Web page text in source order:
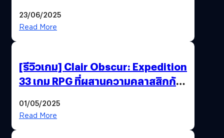
23/06/2025
Read More
[รีวิวเกม] Clair Obscur: Expedition
33 เกม RPG ที่ผสานความคลาสสิกกับ
01/05/2025
Read More